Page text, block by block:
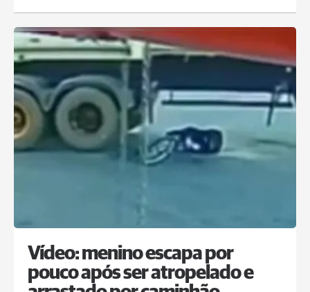
Vídeo: menino escapa por
pouco após ser atropelado e